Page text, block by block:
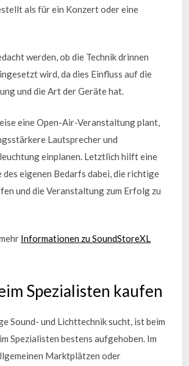
als für ein Konzert oder eine
werden, ob die Technik drinnen
wird, da dies Einfluss auf die
und die Art der Geräte hat.
eine Open-Air-Veranstaltung plant,
Lautsprecher und
einplanen. Letztlich hilft eine
des eigenen Bedarfs dabei, die richtige
und die Veranstaltung zum Erfolg zu
Informationen zu SoundStoreXL
Spezialisten kaufen
Sound- und Lichttechnik sucht, ist beim
Spezialisten bestens aufgehoben. Im
Marktplätzen oder